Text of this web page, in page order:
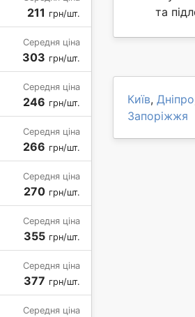
211 грн/шт.
Середня ціна
303 грн/шт.
Середня ціна
246 грн/шт.
Середня ціна
266 грн/шт.
Середня ціна
270 грн/шт.
Середня ціна
355 грн/шт.
Середня ціна
377 грн/шт.
Середня ціна
та
Київ, Дніпро
Запоріжжя